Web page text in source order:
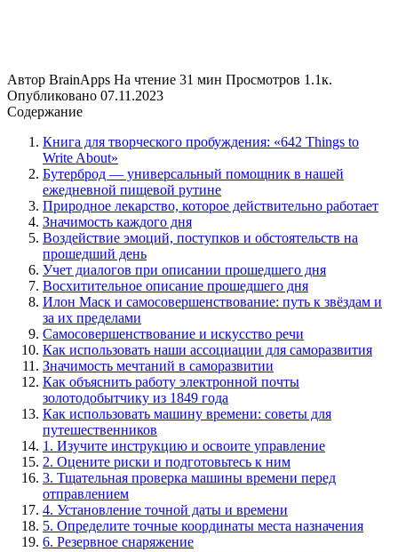
Автор BrainApps На чтение 31 мин Просмотров 1.1к.
Опубликовано 07.11.2023
Содержание
Книга для творческого пробуждения: «642 Things to
Write About»
Бутерброд — универсальный помощник в нашей
ежедневной пищевой рутине
Природное лекарство, которое действительно работает
Значимость каждого дня
Воздействие эмоций, поступков и обстоятельств на
прошедший день
Учет диалогов при описании прошедшего дня
Восхитительное описание прошедшего дня
Илон Маск и самосовершенствование: путь к звёздам и
за их пределами
Самосовершенствование и искусство речи
Как использовать наши ассоциации для саморазвития
Значимость мечтаний в саморазвитии
Как объяснить работу электронной почты
золотодобытчику из 1849 года
Как использовать машину времени: советы для
путешественников
1. Изучите инструкцию и освоите управление
2. Оцените риски и подготовьтесь к ним
3. Тщательная проверка машины времени перед
отправлением
4. Установление точной даты и времени
5. Определите точные координаты места назначения
6. Резервное снаряжение